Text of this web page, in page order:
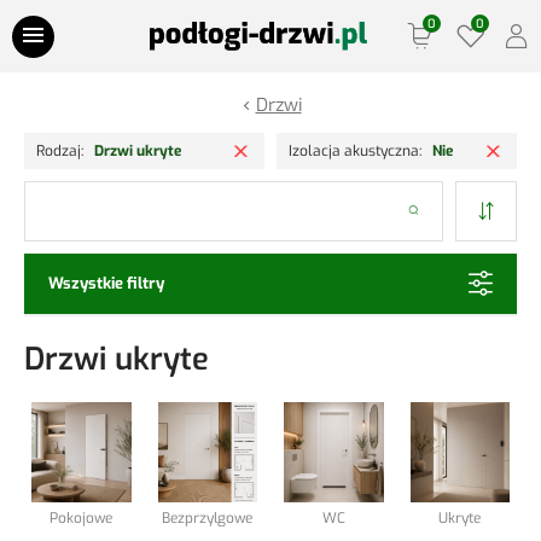
Przejdź do treści
Podłogi drewniane
Lamele Ściany
Listwy podłogowe
Drzwi
Rodzaj Drzwi ukryte Usuń filtr
Izolacja akustyczna Nie
Wszystkie filtry
Drzwi ukryte
Pokojowe Bezprzylgowe WC Ukryte